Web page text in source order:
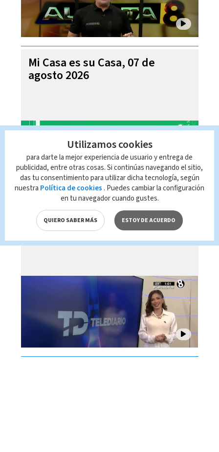
Mi Casa es su Casa, 07 de
agosto 2026
Telediario En Directo con Paula
Brenes, 07 de agosto 2026
Utilizamos cookies
para darte la mejor experiencia de usuario y entrega de
publicidad, entre otras cosas. Si continúas navegando el sitio,
das tu consentimiento para utilizar dicha tecnología, según
nuestra Política de cookies . Puedes cambiar la configuración
en tu navegador cuando gustes.
QUIERO SABER MÁS ESTOY DE ACUERDO